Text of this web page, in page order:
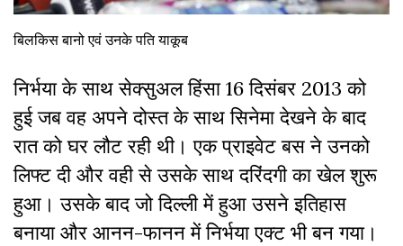
बिलकिस बानो एवं उनके पति याकूब
निर्भया के साथ सेक्सुअल हिंसा 16 दिसंबर 2013 को
हुई जब वह अपने दोस्त के साथ सिनेमा देखने के बाद
रात को घर लौट रही थी। एक प्राइवेट बस ने उनको
लिफ्ट दी और वही से उसके साथ दरिंदगी का खेल शुरू
हुआ। उसके बाद जो दिल्ली में हुआ उसने इतिहास
बनाया और आनन-फानन में निर्भया एक्ट भी बन गया।